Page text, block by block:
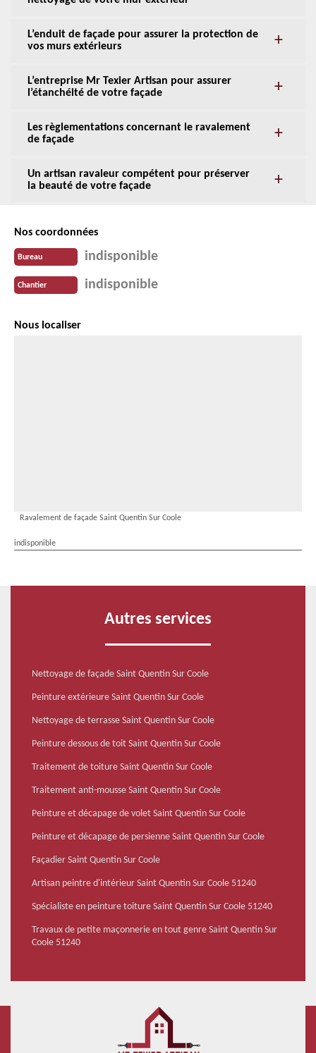
L’enduit de façade pour assurer la protection de
vos murs extérieurs
L’entreprise Mr Texier Artisan pour assurer
l’étanchéité de votre façade
Les règlementations concernant le ravalement
de façade
Un artisan ravaleur compétent pour préserver
la beauté de votre façade
Nos coordonnées
Bureau indisponible
Chantier indisponible
Nous localiser
Ravalement de façade Saint Quentin Sur Coole
indisponible
Autres services
Nettoyage de façade Saint Quentin Sur Coole
Peinture extérieure Saint Quentin Sur Coole
Nettoyage de terrasse Saint Quentin Sur Coole
Peinture dessous de toit Saint Quentin Sur Coole
Traitement de toiture Saint Quentin Sur Coole
Traitement anti-mousse Saint Quentin Sur Coole
Peinture et décapage de volet Saint Quentin Sur Coole
Peinture et décapage de persienne Saint Quentin Sur Coole
Façadier Saint Quentin Sur Coole
Artisan peintre d'intérieur Saint Quentin Sur Coole 51240
Spécialiste en peinture toiture Saint Quentin Sur Coole 51240
Travaux de petite maçonnerie en tout genre Saint Quentin Sur
Coole 51240